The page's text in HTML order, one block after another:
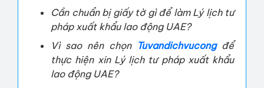
Cần chuẩn bị giấy tờ gì để làm Lý lịch tư
pháp xuất khẩu lao động UAE?
Vì sao nên chọn Tuvandichvucongđể
thực hiện xin Lý lịch tư pháp xuất khẩu
lao động UAE?